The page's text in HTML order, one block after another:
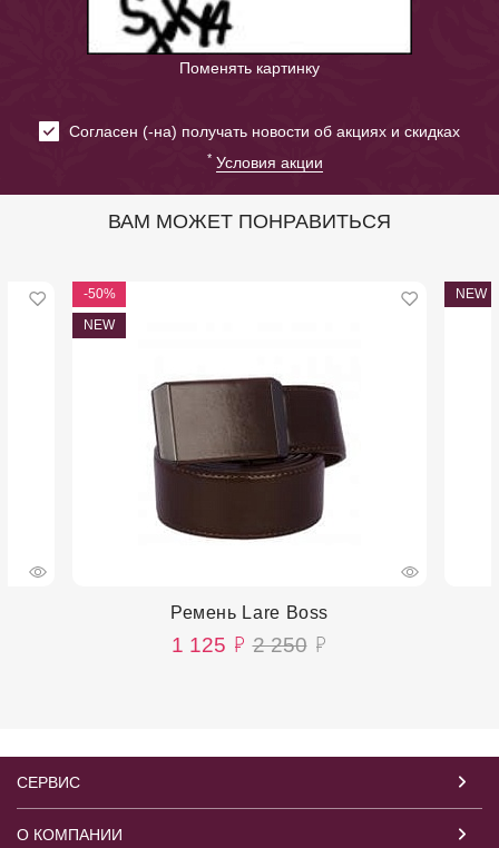
Поменять картинку
Cогласен (-на) получать новости об акциях и скидках
* Условия акции
ВАМ МОЖЕТ ПОНРАВИТЬСЯ
-50%
NEW
Ремень Lare Boss
1 125 2 250
NEW
СЕРВИС
О КОМПАНИИ